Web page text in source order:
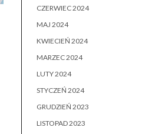
CZERWIEC 2024
MAJ 2024
KWIECIEŃ 2024
MARZEC 2024
LUTY 2024
STYCZEŃ 2024
GRUDZIEŃ 2023
LISTOPAD 2023